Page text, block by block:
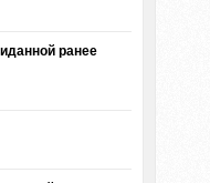
ранее